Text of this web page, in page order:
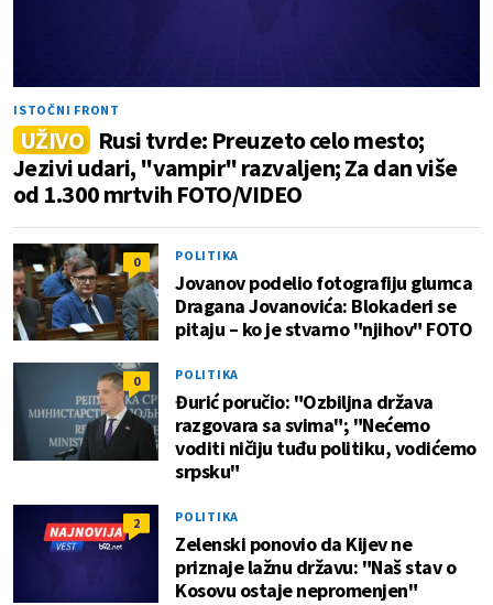
ISTOČNI FRONT
UŽIVO Rusi tvrde: Preuzeto celo mesto;
Jezivi udari, "vampir" razvaljen; Za dan više
od 1.300 mrtvih FOTO/VIDEO
0 POLITIKA
Jovanov podelio fotografiju glumca
Dragana Jovanovića: Blokaderi se
pitaju – ko je stvarno "njihov" FOTO
0 POLITIKA
Đurić poručio: "Ozbiljna država
razgovara sa svima"; "Nećemo
voditi ničiju tuđu politiku, vodićemo
srpsku"
2 POLITIKA
Zelenski ponovio da Kijev ne
priznaje lažnu državu: "Naš stav o
Kosovu ostaje nepromenjen"